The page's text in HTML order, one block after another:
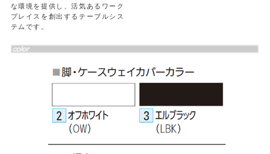
な環境を提供し、活気あるワーク
プレイスを創出するテーブルシス
テムです。